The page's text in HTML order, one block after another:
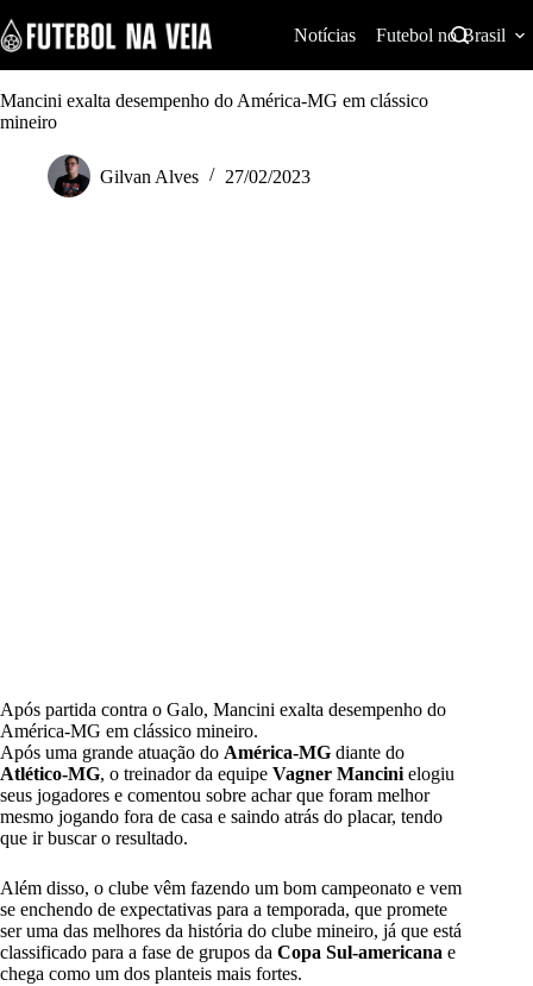
k
i
p
t
o
Notícias Futebol no Brasil
Mancini exalta desempenho do América-MG em clássico
mineiro
Gilvan Alves 27/02/2023
Após partida contra o Galo, Mancini exalta desempenho do
América-MG em clássico mineiro.
Após uma grande atuação do América-MG diante do
Atlético-MG, o treinador da equipe Vagner Mancini elogiu
seus jogadores e comentou sobre achar que foram melhor
mesmo jogando fora de casa e saindo atrás do placar, tendo
que ir buscar o resultado.
Além disso, o clube vêm fazendo um bom campeonato e vem
se enchendo de expectativas para a temporada, que promete
ser uma das melhores da história do clube mineiro, já que está
classificado para a fase de grupos da Copa Sul-americana e
chega como um dos planteis mais fortes.